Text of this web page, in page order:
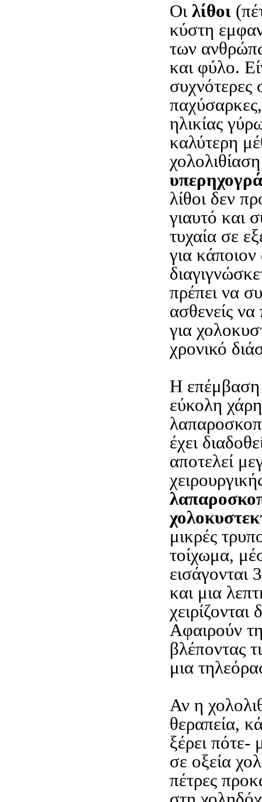
Οι λίθοι
κύστη
των
και φύλο.
συχνότερες
ηλικίας
καλύτερη
λίθοι δεν
γιαυτό και
τυχαία σε
για
πρέπει να
ασθενείς
για
χρονικό
Η επέμβαση
εύκολη
έχει
αποτελεί
μικρές
τοίχωμα,
εισάγονται
και μια
χειρίζονται
Αφαιρούν
βλέποντας
μια
Αν η
θεραπεία,
ξέρει πότε-
σε οξεία
πέτρες